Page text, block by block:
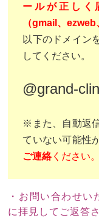
ールが正しく
（gmail、
以下のドメイン
してください。
@grand-
※また、自動返
ていない可能性
ご連絡ください。
・お問い合わせ
に拝見してご返答